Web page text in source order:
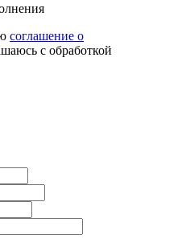
соглашение о
с обработкой